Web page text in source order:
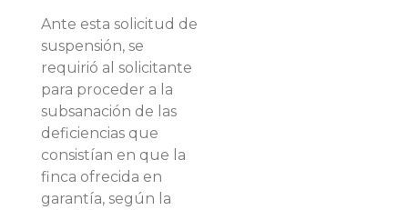
Ante esta solicitud de
suspensión, se
requirió al solicitante
para proceder a la
subsanación de las
deficiencias que
consistían en que la
finca ofrecida en
garantía, según la